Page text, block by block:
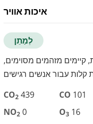
איכות אוויר
לְמַתֵן
קיימים מזהמים מסוימים,
קלות עבור אנשים רגישים
CO2 439 CO 101
NO2 0 O3 16